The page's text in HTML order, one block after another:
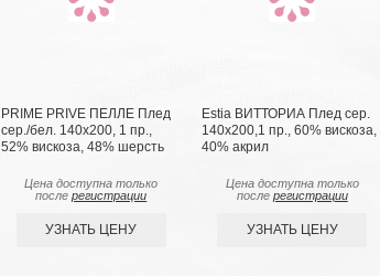
PRIME PRIVE ПЕЛЛЕ Плед
сер./бел. 140х200, 1 пр.,
52% вискоза, 48% шерсть
Цена доступна только
послерегистрации
УЗНАТЬ ЦЕНУ
Estia ВИТТОРИА Плед сер.
140х200,1 пр., 60% вискоза,
40% акрил
Цена доступна только
после регистрации
УЗНАТЬ ЦЕНУ